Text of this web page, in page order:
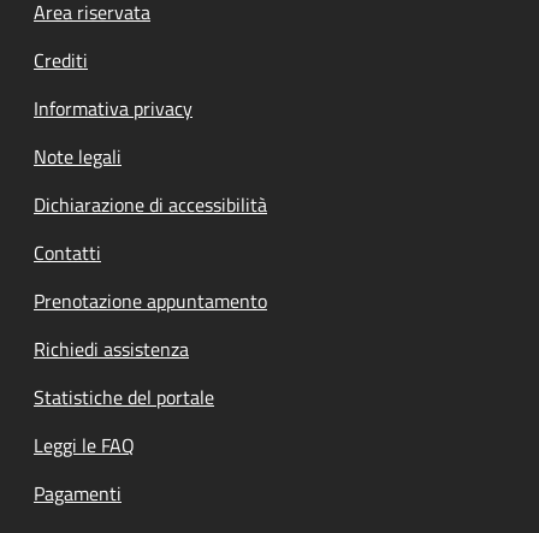
Footer menu
Area riservata
Crediti
Informativa privacy
Note legali
Dichiarazione di accessibilità
Contatti
Prenotazione appuntamento
Richiedi assistenza
Statistiche del portale
Leggi le FAQ
Pagamenti